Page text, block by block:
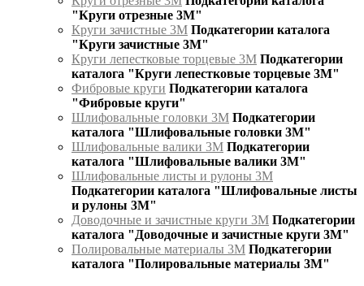
"Круги отрезные 3М"
Круги зачистные 3М Подкатегории каталога
"Круги зачистные 3М"
Круги лепестковые торцевые 3М Подкатегории
каталога "Круги лепестковые торцевые 3М"
Фибровые круги Подкатегории каталога
"Фибровые круги"
Шлифовальные головки 3М Подкатегории
каталога "Шлифовальные головки 3М"
Шлифовальные валики 3М Подкатегории
каталога "Шлифовальные валики 3М"
Шлифовальные листы и рулоны 3М
Подкатегории каталога "Шлифовальные листы
и рулоны 3М"
Доводочные и зачистные круги 3М Подкатегории
каталога "Доводочные и зачистные круги 3М"
Полировальные материалы 3М Подкатегории
каталога "Полировальные материалы 3М"